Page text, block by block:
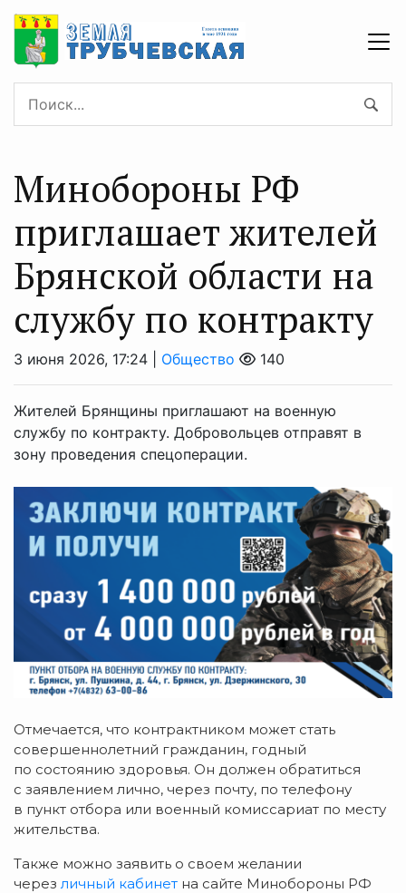
Минобoроны РФ
приглaшaет житeлeй
Брянской области на
службу по контракту
3 июня 2026, 17:24 | Общество 140
Жителей Брянщины приглашают на военную
службу по контракту. Добровольцев отправят в
зону проведения спецоперации.
Отмечается, что контрактником может стать
совершеннолетний гражданин, годный
по состоянию здоровья. Он должен обратиться
с заявлением лично, через почту, по телефону
в пункт отбора или военный комиссариат по месту
жительства.
Также можно заявить о своем желании
через личный кабинет на сайте Минобороны РФ